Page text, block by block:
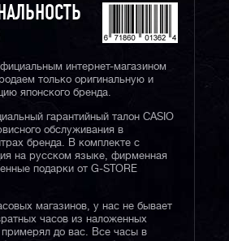
интернет-магазином
только оригинальную и
японского бренда.
гарантийный талон CASIO
обслуживания в
бренда. В комплекте с
на русском языке, фирменная
подарки от G-STORE
магазинов, у нас не бывает
часов из наложенных
до вас. Все часы в